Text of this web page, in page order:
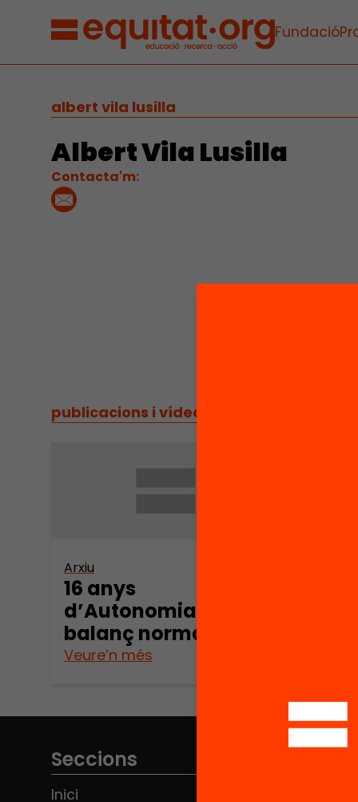
Fundació
albert vila lusilla
Albert Vila Lusilla
Contacta'm:
publicacions i vídeos
Arxiu
16 anys
d’Autonomia: Un
balanç normatiu
Veure’n més
Seccions
Inici